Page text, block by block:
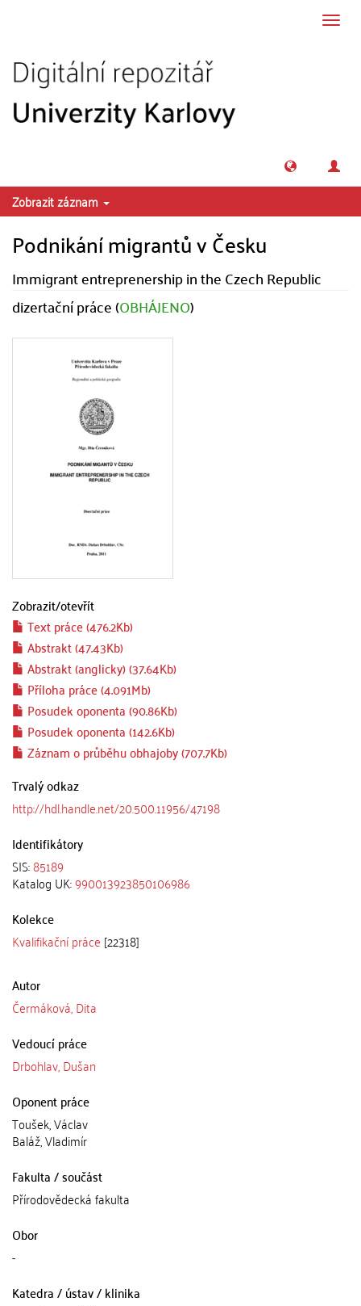
Zobrazit záznam
Podnikání migrantů v Česku
Immigrant entreprenership in the Czech Republic
dizertační práce (OBHÁJENO)
Zobrazit/otevřít
Text práce (476.2Kb)
Abstrakt (47.43Kb)
Abstrakt (anglicky) (37.64Kb)
Příloha práce (4.091Mb)
Posudek oponenta (90.86Kb)
Posudek oponenta (142.6Kb)
Záznam o průběhu obhajoby (707.7Kb)
Trvalý odkaz
http://hdl.handle.net/20.500.11956/47198
Identifikátory
SIS:85189
Katalog UK:990013923850106986
Kolekce
Kvalifikační práce [22318]
Autor
Čermáková, Dita
Vedoucí práce
Drbohlav, Dušan
Oponent práce
Toušek, Václav
Baláž, Vladimír
Fakulta / součást
Přírodovědecká fakulta
Obor
-
Katedra / ústav / klinika